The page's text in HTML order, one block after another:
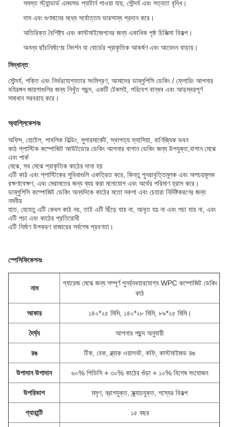
সমস্ত স্ট্যান্ডার্ড এমবসড প্যাটার্ন পাওয়া যায়, সৌন্দর্য এবং সত্যতা বৃদ্ধি।
দাম এবং গুণমানের মধ্যে সর্বোত্তম ভারসাম্য প্রদান করে।
অতিরিক্ত বৈশিষ্ট্য এবং কাস্টমাইজেশনের জন্য একাধিক পৃষ্ঠ চিকিত্সা বিকল্প।
অনন্য ছাঁচনির্মাণের নিদর্শন যা বোর্ডের প্রাকৃতিক আকর্ষণ এবং আবেদন বাড়ায়।
সিদ্ধান্ত:
সৌন্দর্য, শক্তি এবং নির্ভরযোগ্যতার সংমিশ্রণ, আমাদের ডাব্লুপিসি ডেকিং / ফ্লোরিং আপনার
বহিরঙ্গন জায়গাগুলির জন্য নিখুঁত পছন্দ, একটি টেকসই, পরিবেশ বান্ধব এবং আড়ম্বরপূর্ণ
সমাধান সরবরাহ করে।
অ্যাপ্লিকেশনঃ
অফিস, হোটেল, পাবলিক বিল্ডিং, সুপারমার্কেট, স্থাপত্য ফ্যাসিয়া, বাণিজ্যিক ভবন
কাঠ প্লাস্টিক কম্পোজিট আউটডোর ডেকিং আপনার বাগান ডেকিং জন্য উপযুক্ত,বাগান মেঝে
এবং পার্ক
মেঝে, সব মেঝে প্রাকৃতিক কাঠের দানা হয়
এটি কাঠ এবং প্লাস্টিকের সুবিধাগুলি একত্রিত করে, কিন্তু পুনরাবৃত্তিমূলক এবং অপচয়মূলক
রক্ষণাবেক্ষণ, এবং মেরামতের জন্য ব্যয় করা মনোযোগ এবং অর্থের পরিমাণ হ্রাস করে।
ডাব্লুপিসি কম্পোজিট ডেকিং অন্যদিকে কাঠের মতো নকশা এবং চেহারা নির্দিষ্টকরণের জন্য
নমনীয়
হাত, যেহেতু এটি কেবল কাঠ নয়, তাই এটি ছিঁড়ে যায় না, আবৃত হয় না এবং পচা যায় না, এবং
এটি পচা এবং কাঠের প্রতিরোধী
এটি নির্মাণ উপকরণ বাজারের সর্বশেষ প্রবণতা।
স্পেসিফিকেশনঃ
নাম
গ্যারেজ মেঝে জন্য সম্পূর্ণ পুনর্ব্যবহারযোগ্য WPC কম্পোজিট ডেকিং
কাঠ
আকার ১৪০*২৫ মিমি, ১৪০*২৮ মিমি, ৮৯*২৫ মিমি।
দৈর্ঘ্য আপনার পছন্দ অনুযায়ী
রঙ টিক, বেক, ব্ল্যাক ওয়ালনট, কফি, কাস্টমাইজড রঙ
উপাদান উপাদান ৬০% পিভিসি + ৩০% কাঠের গুঁড়া + ১০% বিশেষ সংযোজন
উপরিভাগ মসৃণ, ব্রাশযুক্ত, স্ক্র্যাচযুক্ত, শস্যের বিকল্প
গ্যারান্টি ১৫ বছর